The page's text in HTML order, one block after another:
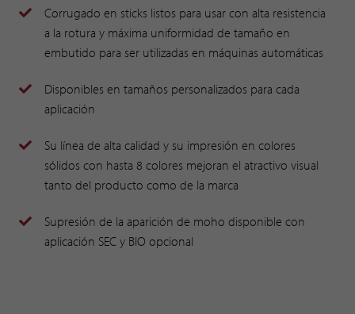
Corrugado en sticks listos para usar con alta resistencia
a la rotura y máxima uniformidad de tamaño en
embutido para ser utilizadas en máquinas automáticas
Disponibles en tamaños personalizados para cada
aplicación
Su línea de alta calidad y su impresión en colores
sólidos con hasta 8 colores mejoran el atractivo visual
tanto del producto como de la marca
Supresión de la aparición de moho disponible con
aplicación SEC y BIO opcional